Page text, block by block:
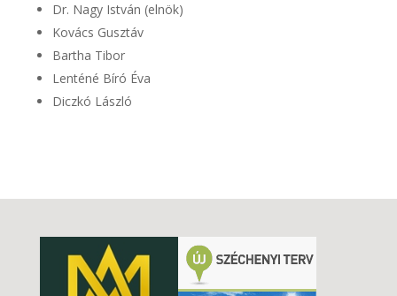
Dr. Nagy István (elnök)
Kovács Gusztáv
Bartha Tibor
Lenténé Bíró Éva
Diczkó László